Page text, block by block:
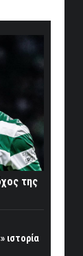
της
ιστορία